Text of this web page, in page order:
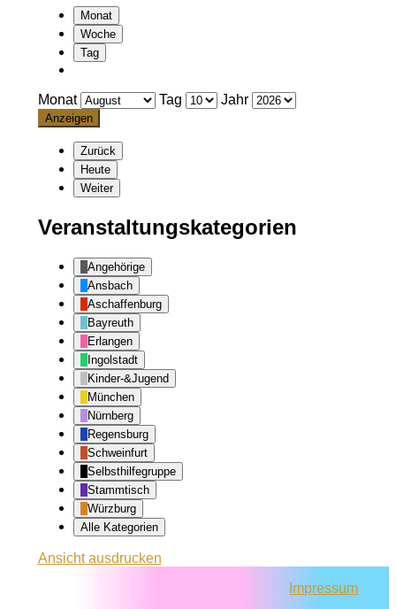
Monat
Woche
Tag
Monat Tag Jahr
Zurück
Heute
Weiter
Veranstaltungskategorien
Angehörige
Ansbach
Aschaffenburg
Bayreuth
Erlangen
Ingolstadt
Kinder-&Jugend
München
Nürnberg
Regensburg
Schweinfurt
Selbsthilfegruppe
Stammtisch
Würzburg
Alle Kategorien
Ansichtausdrucken
Impressum